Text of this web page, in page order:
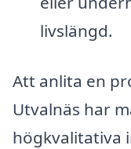
livslängd.
Att anlita en
Utvalnäs har
högkvalitativa